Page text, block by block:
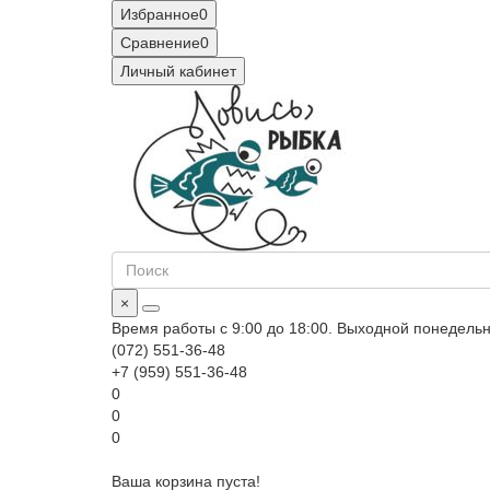
Избранное0
Сравнение0
Личный кабинет
×
Время работы с 9:00 до 18:00. Выходной
(072) 551-36-48
+7 (959) 551-36-48
0
0
0
Ваша корзина пуста!